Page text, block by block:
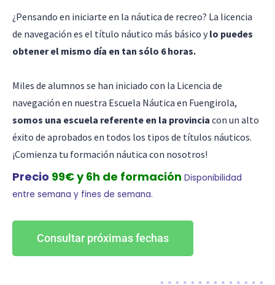
¿Pensando en iniciarte en la náutica de recreo? La licencia
de navegación es el título náutico más básico ylo puedes
obtener el mismo día en tan sólo 6 horas.
Miles de alumnos se han iniciado con la Licencia de
navegación en nuestra Escuela Náutica en Fuengirola,
somos una escuela referente en la provincia con un alto
éxito de aprobados en todos los tipos de títulos náuticos.
¡Comienza tu formación náutica con nosotros!
Precio 99€ y 6h de formación Disponibilidad
entre semana y fines de semana.
Consultar próximas fechas